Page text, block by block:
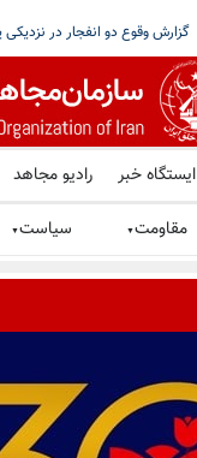
ترامپ: توافق با رژیم ایران را
ایستگاه خبر رادیو مجاهد
مقاومت▼ سیاست▼